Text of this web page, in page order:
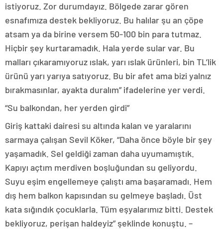
istiyoruz. Zor durumdayız. Bölgede zarar gören
esnafımıza destek bekliyoruz. Bu halılar şu an çöpe
atsam ya da birine versem 50-100 bin para tutmaz.
Hiçbir şey kurtaramadık. Hala yerde sular var. Bu
malları çıkaramıyoruz ıslak, yarı ıslak ürünleri, bin TL’lik
ürünü yarı yarıya satıyoruz. Bu bir afet ama bizi yalnız
bırakmasınlar, ayakta duralım” ifadelerine yer verdi.
“Su balkondan, her yerden girdi”
Giriş kattaki dairesi su altında kalan ve yaralarını
sarmaya çalışan Sevil Köker, “Daha önce böyle bir şey
yaşamadık. Sel geldiği zaman daha uyumamıştık.
Kapıyı açtım merdiven boşluğundan su geliyordu.
Suyu eşim engellemeye çalıştı ama başaramadı. Hem
dış hem balkon kapısından su gelmeye başladı. Üst
kata sığındık çocuklarla. Tüm eşyalarımız bitti. Destek
bekliyoruz, perişan haldeyiz” şeklinde konuştu. –